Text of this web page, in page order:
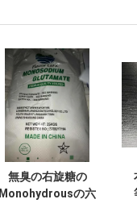
無臭の右旋糖の
Monohydrousの六